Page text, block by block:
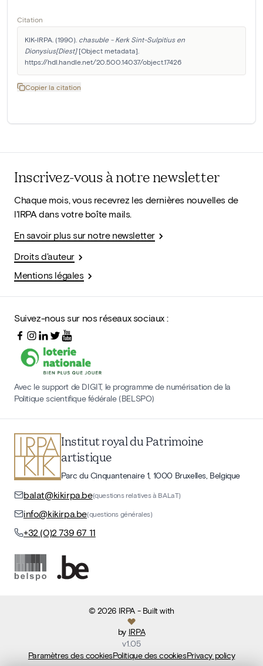
Citation
KIK-IRPA. (1990). chasuble - Kerk Sint-Sulpitius en
Dionysius[Diest] [Object metadata].
https://hdl.handle.net/20.500.14037/object.17426
Copier la citation
Inscrivez-vous à notre newsletter
Chaque mois, vous recevrez les dernières nouvelles de
l'IRPA dans votre boîte mails.
En savoir plus sur notre newsletter
Droits d'auteur
Mentions légales
Suivez-nous sur nos réseaux sociaux :
Avec le support de DIGIT, le programme de numérisation de la
Politique scientifique fédérale (BELSPO)
Institut royal du Patrimoine
artistique
Parc du Cinquantenaire 1, 1000 Bruxelles, Belgique
balat@kikirpa.be(questions relatives à BALaT)
info@kikirpa.be(questions générales)
+32 (0)2 739 67 11
©2026 IRPA- Built with
by IRPA
v1.05
Paramètres des cookiesPolitique des cookiesPrivacy policy